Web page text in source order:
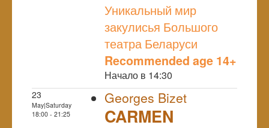
Уникальный мир
закулисья Большого
театра Беларуси
Recommended age 14+
Начало в 14:30
23
May|Saturday
18:00 - 21:25
Georges Bizet
CARMEN